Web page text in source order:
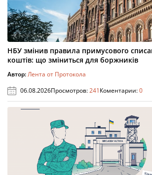
НБУ змінив правила примусового
коштів: що зміниться для боржників
Автор:Лента от Протокола
06.08.2026Просмотров:241Коментарии:0